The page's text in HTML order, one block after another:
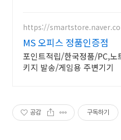
제조전문
https://
MS 오피스 정품인증점
포인트적립/한국정품/PC,노
키지 발송/게임용 주변기기
공감 구독하기